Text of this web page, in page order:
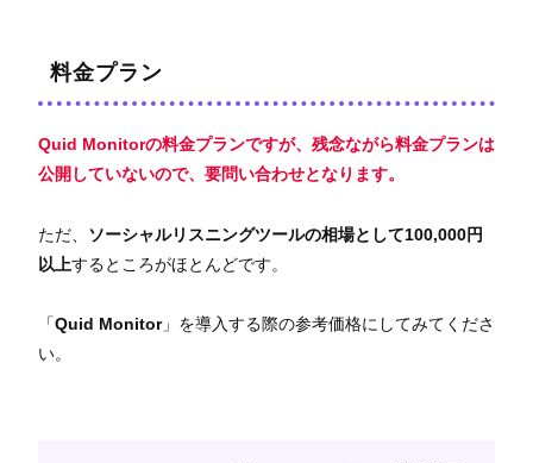
料金プラン
Quid Monitorの料金プランですが、残念ながら料金プランは
公開していないので、要問い合わせとなります。
ただ、
ソーシャルリスニングツールの相場として100,000円
以上するところがほとんどです。
「Quid Monitor」を導入する際の参考価格にしてみてくださ
い。